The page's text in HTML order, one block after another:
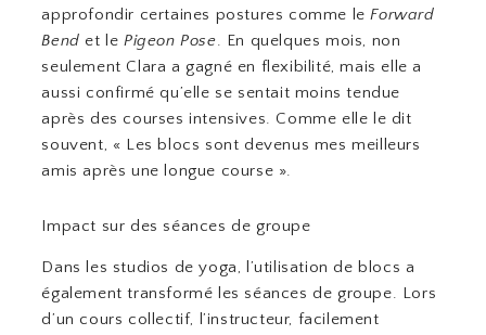
approfondir certaines postures comme leForward
Bend et lePigeon Pose. En quelques mois, non
seulement Clara a gagné en flexibilité, mais elle a
aussi confirmé qu’elle se sentait moins tendue
après des courses intensives. Comme elle le dit
souvent, « Les blocs sont devenus mes meilleurs
amis après une longue course ».
Impact sur des séances de groupe
Dans les studios de yoga, l’utilisation de blocs a
également transformé les séances de groupe. Lors
d’un cours collectif, l’instructeur, facilement